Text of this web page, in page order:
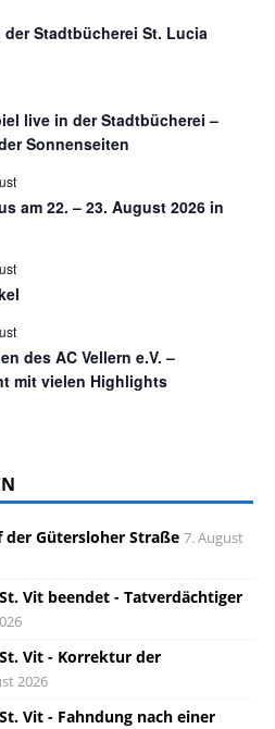
Stadtbücherei St. Lucia
live in der Stadtbücherei –
Sonnenseiten
am 22. – 23. August 2026 in
des AC Vellern e.V. –
mit vielen Highlights
der Gütersloher Straße 7. August
Vit beendet - Tatverdächtiger
Vit - Korrektur der
2026
Vit - Fahndung nach einer